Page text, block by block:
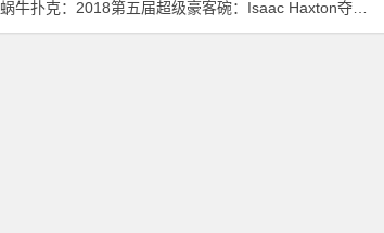
蜗牛扑克：2018第五届超级豪客碗：Isaac Haxton夺冠并分享个人眼中的成功定义